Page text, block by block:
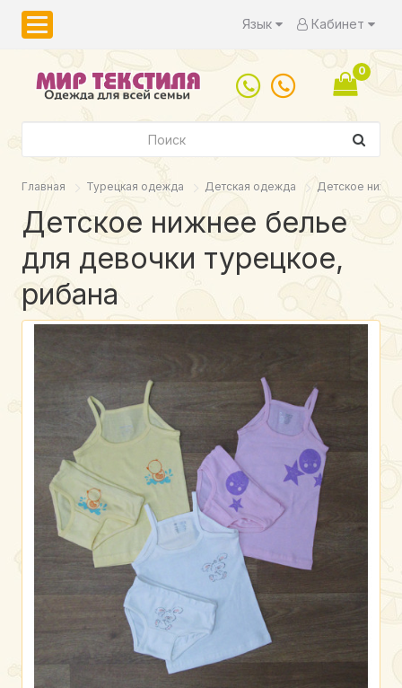
Язык Кабинет
0
Главная Турецкая одежда Детская одежда Детское
Детское нижнее белье
для девочки турецкое,
рибана